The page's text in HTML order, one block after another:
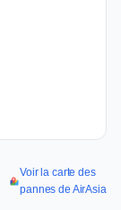
Voir la carte des
pannes de AirAsia